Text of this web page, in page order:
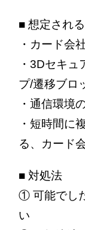
■ 想定され
・カード会
・3Dセキ
プ/遷移ブロ
・通信環境
・短時間に
る、カード
■ 対処法
① 可能でし
い